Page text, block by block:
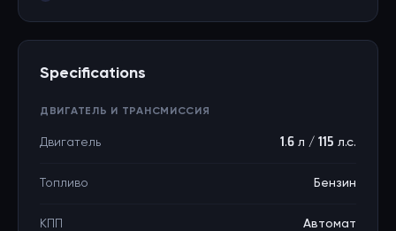
Specifications
ДВИГАТЕЛЬ И ТРАНСМИССИЯ
Двигатель 1.6 л / 115 л.с.
Топливо Бензин
КПП Автомат